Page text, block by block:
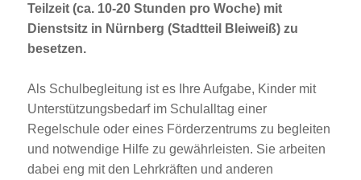
Karriere
Presse
News Archiv
Teilzeit (ca. 10-20 Stunden pro Woche) mit
Dienstsitz in Nürnberg (Stadtteil Bleiweiß) zu
besetzen.
Als Schulbegleitung ist es Ihre Aufgabe, Kinder mit
Unterstützungsbedarf im Schulalltag einer
Regelschule oder eines Förderzentrums zu begleiten
und notwendige Hilfe zu gewährleisten. Sie arbeiten
dabei eng mit den Lehrkräften und anderen